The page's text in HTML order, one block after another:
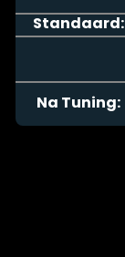
Standaard:
Na Tuning: